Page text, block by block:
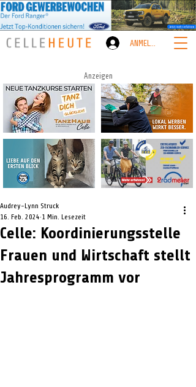
ANMELDEN
Anzeigen
Celle: Koordinierungsstelle
Frauen und Wirtschaft stellt
Jahresprogramm vor
Audrey-Lynn Struck
16. Feb. 2024 1 Min. Lesezeit